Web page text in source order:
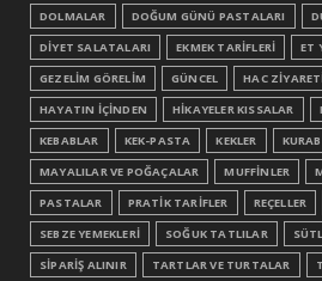
DOLMALAR
DOĞUM GÜNÜ PASTALARI
DİYET SALATALARI
EKMEK TARİFLERİ
ET
GEZELİM GÖRELİM
GÜNCEL HAC
HAYATIN İÇİNDEN
HİKAYELER KISSALAR
KEBABLAR
KEK-PASTA KEKLER
MAYALILAR VE POĞAÇALAR
MUFFİNLER
PASTALAR
PRATİK TARİFLER REÇELLER
SEBZE YEMEKLERİ
SOĞUK TATLILAR
SİPARİŞ ALINIR
TARTLAR VE TURTALAR